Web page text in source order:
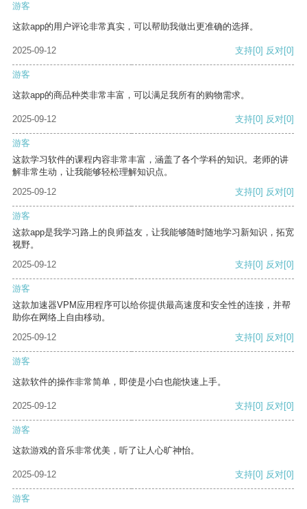
游客
这款app的用户评论非常真实，可以帮助我做出更准确的选择。
2025-09-12 支持[0] 反对[0]
游客
这款app的商品种类非常丰富，可以满足我所有的购物需求。
2025-09-12 支持[0] 反对[0]
游客
这款学习软件的课程内容非常丰富，涵盖了各个学科的知识。老师的讲
解非常生动，让我能够轻松理解知识点。
2025-09-12
支持[0] 反对[0]
游客
这款app是我学习路上的良师益友，让我能够随时随地学习新知识，拓宽
视野。
2025-09-12
支持[0] 反对[0]
游客
这款加速器VPM应用程序可以给你提供最高速度和安全性的连接，并帮
助你在网络上自由移动。
2025-09-12
支持[0] 反对[0]
游客
这款软件的操作非常简单，即使是小白也能快速上手。
2025-09-12 支持[0] 反对[0]
游客
这款游戏的音乐非常优美，听了让人心旷神怡。
2025-09-12 支持[0] 反对[0]
游客